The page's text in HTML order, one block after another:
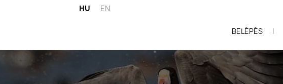
HU EN
menüje
BELÉPÉS |